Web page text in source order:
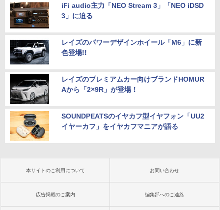
iFi audio主力「NEO Stream 3」「NEO iDSD
3」に迫る
レイズのパワーデザインホイール「M6」に新
色登場!!
レイズのプレミアムカー向けブランドHOMUR
Aから「2×9R」が登場！
SOUNDPEATSのイヤカフ型イヤフォン「UU2
イヤーカフ」をイヤカフマニアが語る
本サイトのご利用について お問い合わせ
広告掲載のご案内 編集部へのご連絡